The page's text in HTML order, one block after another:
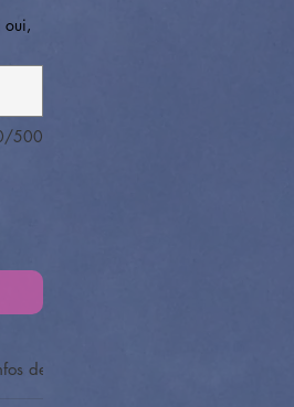
oui,
500
de livraison